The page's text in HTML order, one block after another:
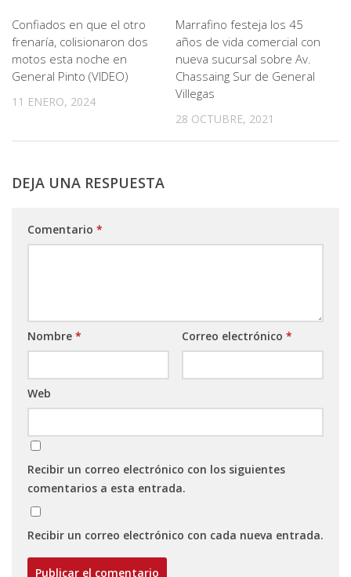
Confiados en que el otro
frenaría, colisionaron dos
motos esta noche en
General Pinto (VIDEO)
11 ENERO, 2024
Marrafino festeja los 45
años de vida comercial con
nueva sucursal sobre Av.
Chassaing Sur de General
Villegas
28 OCTUBRE, 2021
DEJA UNA RESPUESTA
Comentario *
Nombre * Correo electrónico *
Web
Recibir un correo electrónico con los siguientes
comentarios a esta entrada.
Recibir un correo electrónico con cada nueva entrada.